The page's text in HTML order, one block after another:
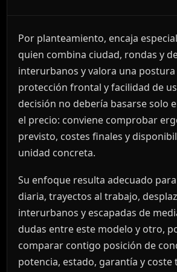
Por planteamiento, encaja
quien combina ciudad, rondas y
interurbanos y valora una
protección frontal y facilidad de
decisión no debería basarse solo
el precio: conviene comprobar
previsto, costes finales y
unidad concreta.
Su enfoque resulta adecuado
diaria, trayectos al trabajo,
interurbanos y escapadas de
dudas entre este modelo y otro,
comparar contigo posición de
potencia, estado, garantía y coste